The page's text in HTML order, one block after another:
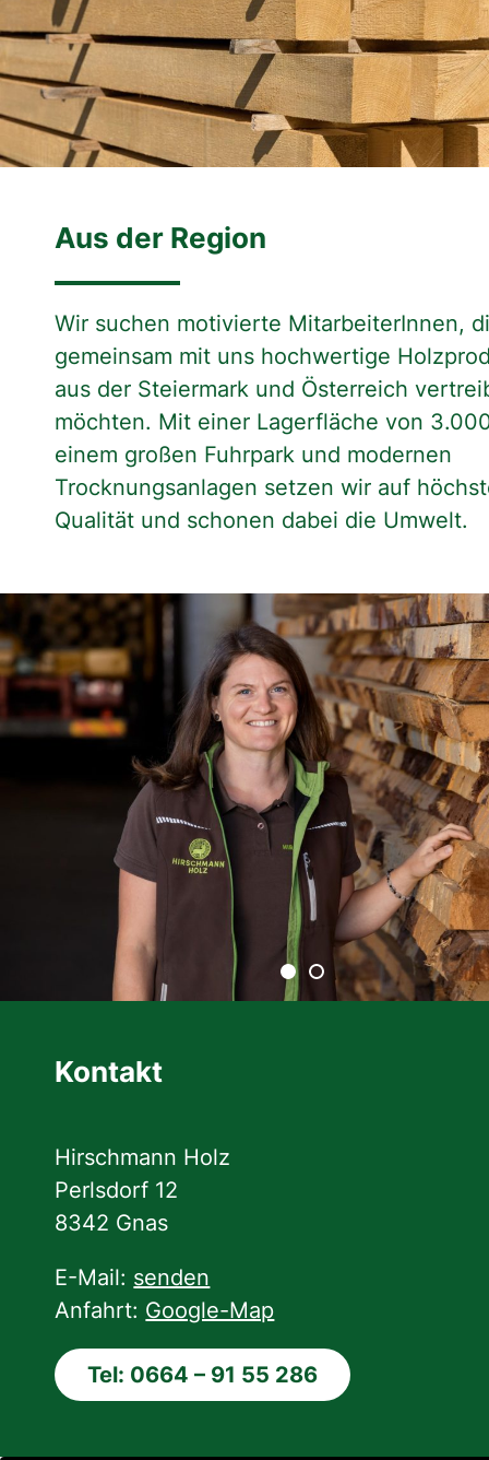
Aus der Region
Wir suchen motivierte MitarbeiterInnen,
gemeinsam mit uns hochwertige
aus der Steiermark und Österreich
möchten. Mit einer Lagerfläche von
einem großen Fuhrpark und modernen
Trocknungsanlagen setzen wir auf
Qualität und schonen dabei die Umwelt.
Kontakt
Hirschmann Holz
Perlsdorf 12
8342 Gnas
E-Mail: senden
Anfahrt: Google-Map
Tel: 0664 – 91 55 286